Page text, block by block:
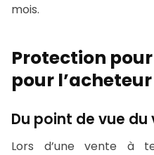
mois.
Protection
pour l’acheteur
Du point de vue du
Lors d’une vente à